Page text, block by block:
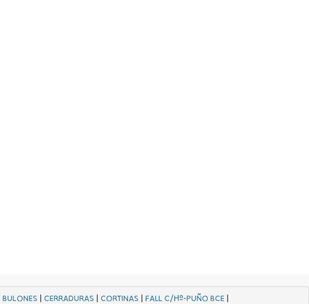
BULONES | CERRADURAS | CORTINAS | FALL C/Hº-PUÑO BCE|